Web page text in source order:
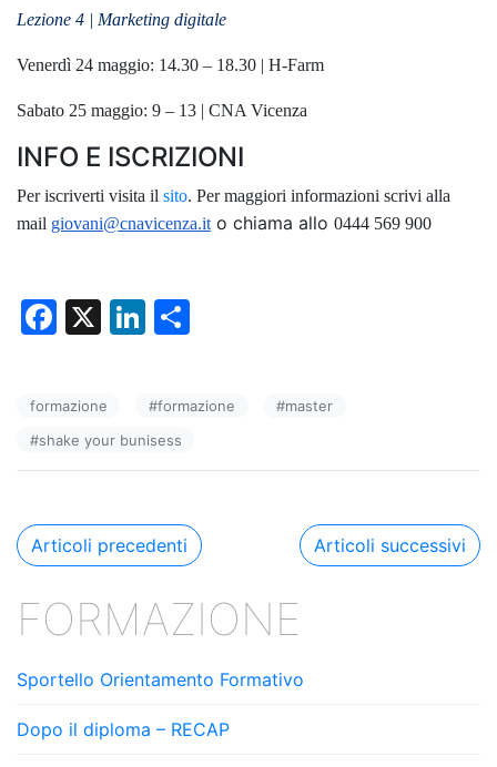
Lezione 4 | Marketing digitale
Venerdì 24 maggio: 14.30 – 18.30 | H-Farm
Sabato 25 maggio: 9 – 13 | CNA Vicenza
INFO E ISCRIZIONI
Per iscriverti visita il sito. Per maggiori informazioni scrivi alla
mail giovani@cnavicenza.ito chiama allo 0444 569 900
F
e
b
o
k
X
Li
e
dI
di
vi
formazione #formazione #master
#shake your bunisess
Navigazione
Articoli precedenti Articoli successivi
FORMAZIONE
Sportello Orientamento Formativo
Dopo il diploma – RECAP